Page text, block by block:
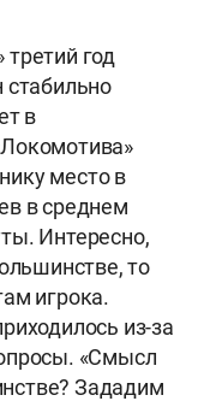
год
стабильно
в
место в
в среднем
Интересно,
то
игрока.
из-за
«Смысл
Зададим